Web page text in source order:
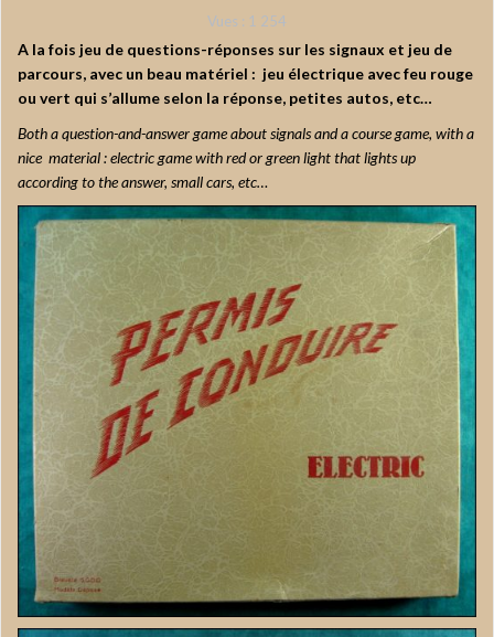
Vues : 1 254
A la fois jeu de questions-réponses sur les signaux et jeu de
parcours, avec un beau matériel : jeu électrique avec feu rouge
ou vert qui s’allume selon la réponse, petites autos, etc…
Both a question-and-answer game about signals and a course game, with a
nice material : electric game with red or green light that lights up
according to the answer, small cars, etc…